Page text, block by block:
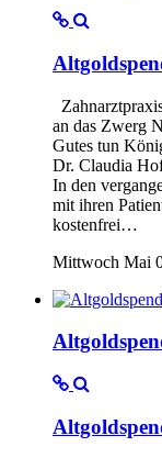
an das Zwerg
Gutes tun
Dr. Claudia
In den
mit ihren
kostenfrei…
Mittwoch Mai